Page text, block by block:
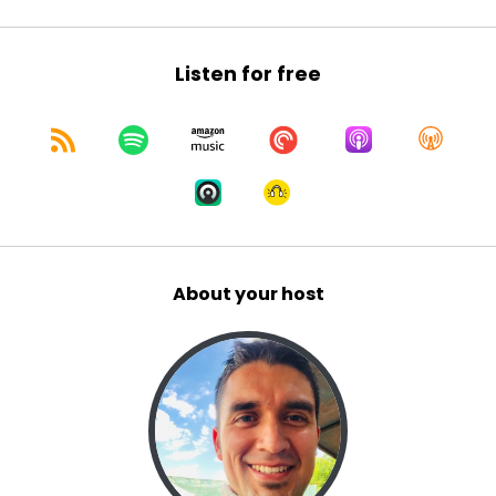
en en liderar a su familia
en ser empresaria
vamos a tratar de explotar su faceta
en el mundo de la salud
Listen for free
About your host